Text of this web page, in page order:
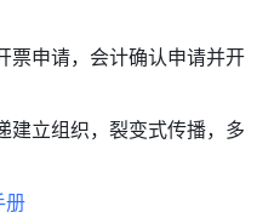
票申请，会计确认申请并开
建立组织，裂变式传播，多
册